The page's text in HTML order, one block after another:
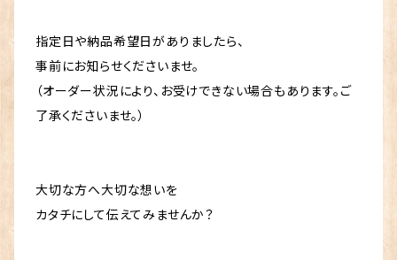
指定日や納品希望日がありましたら、
事前にお知らせくださいませ。
（オーダー状況により、お受けできない場合もあります。ご
了承くださいませ。）
大切な方へ大切な想いを
カタチにして伝えてみませんか？